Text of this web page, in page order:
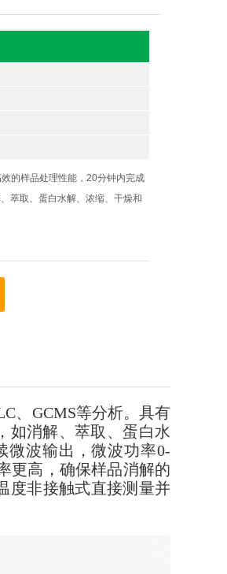
的样品处理性能，20分钟内完成
萃取、蛋白水解、浓缩、干燥和
、GCMS等分析。具有
如消解、萃取、蛋白水
微波输出，微波功率0-
更高，确保样品消解的
度非接触式直接测量并